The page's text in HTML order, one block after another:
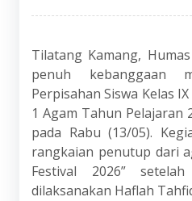
Tilatang Kamang,
penuh kebanggaan
Perpisahan Siswa Kelas
1 Agam Tahun Pelajaran
pada Rabu (13/05).
rangkaian penutup dari
Festival 2026”
dilaksanakan Haflah